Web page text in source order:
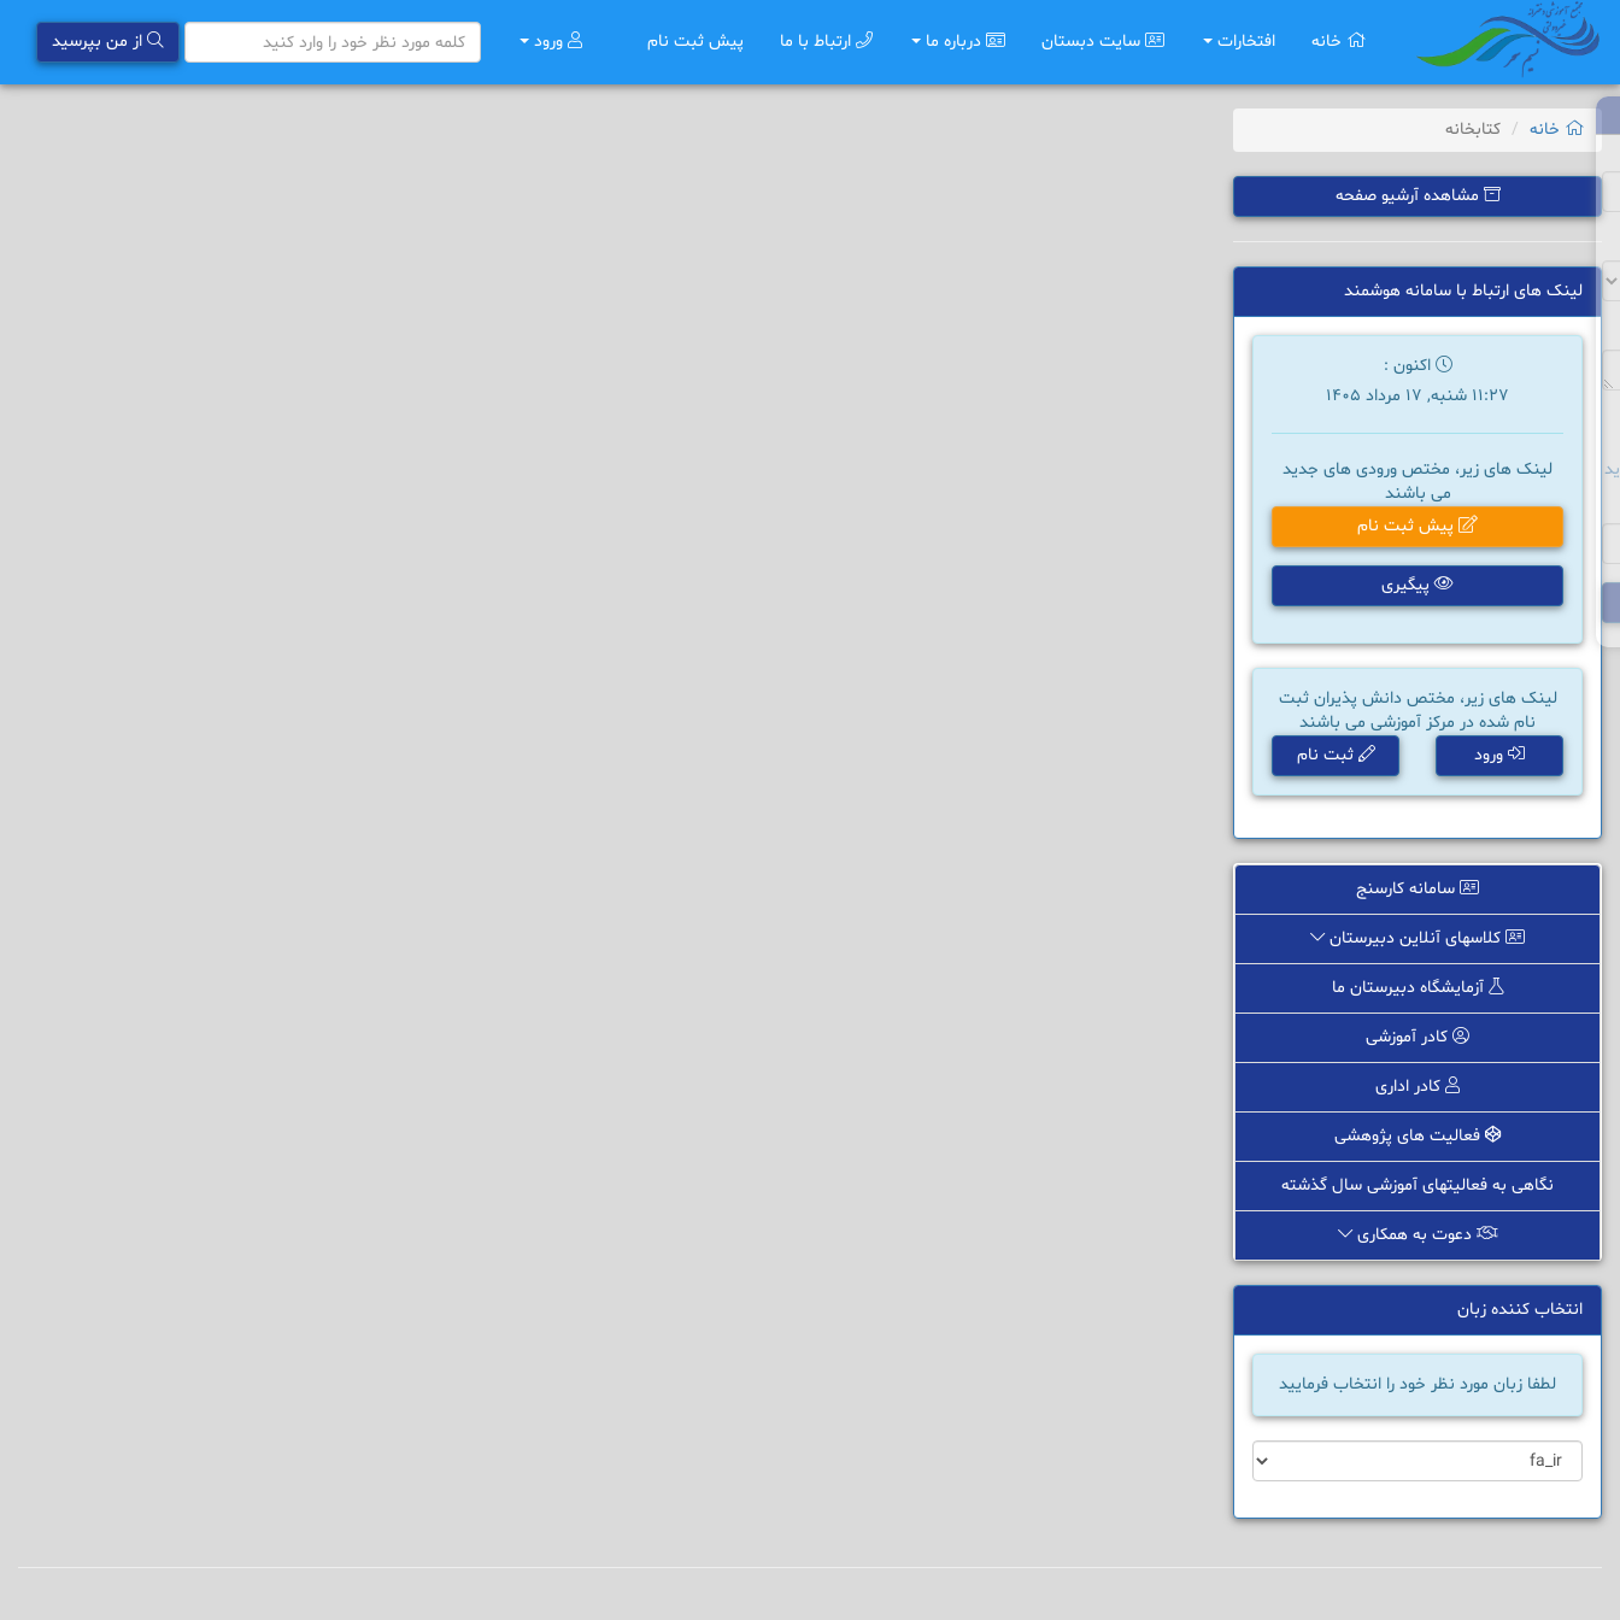
خانه افتخارات سایت دبستان درباره ما ارتباط با ما پیش ثبت نام از من بپرسید ورود
خانه کتابخانه
مشاهده آرشیو صفحه
لینک های ارتباط با سامانه هوشمند
اکنون :
11:27 شنبه, 17 مرداد 1405
لینک های زیر، مختص ورودی های جدید
می باشند
پیش ثبت نام
پیگیری
لینک های زیر، مختص دانش پذیران ثبت
نام شده در مرکز آموزشی می باشند
ورود
ثبت نام
سامانه کارسنج
کلاسهای آنلاین دبیرستان
آزمایشگاه دبیرستان ما
کادر آموزشی
کادر اداری
فعالیت های پژوهشی
نگاهی به فعالیتهای آموزشی سال گذشته
دعوت به همکاری
انتخاب کننده زبان
لطفا زبان مورد نظر خود را انتخاب فرمایید